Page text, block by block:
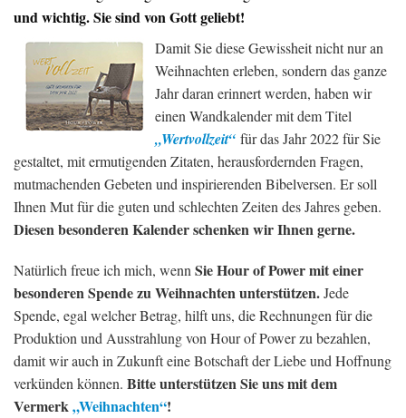
und wichtig. Sie sind von Gott geliebt!
Damit Sie diese Gewissheit nicht nur an
Weihnachten erleben, sondern das ganze
Jahr daran erinnert werden, haben wir
einen Wandkalender mit dem Titel
„Wertvollzeit“ für das Jahr 2022 für Sie
gestaltet, mit ermutigenden Zitaten, herausfordernden Fragen,
mutmachenden Gebeten und inspirierenden Bibelversen. Er soll
Ihnen Mut für die guten und schlechten Zeiten des Jahres geben.
Diesen besonderen Kalender schenken wir Ihnen gerne.
Natürlich freue ich mich, wennSie Hour of Power mit einer
besonderen Spende zu Weihnachten unterstützen.Jede
Spende, egal welcher Betrag, hilft uns, die Rechnungen für die
Produktion und Ausstrahlung von Hour of Power zu bezahlen,
damit wir auch in Zukunft eine Botschaft der Liebe und Hoffnung
verkünden können. Bitte unterstützen Sie uns mit dem
Vermerk„Weihnachten“!